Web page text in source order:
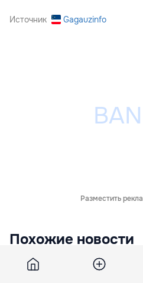
Источник Gagauzinfo
Разместить
Похожие новости